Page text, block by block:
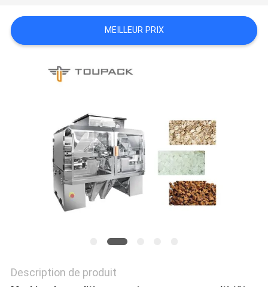
DEMANDEZ
UN DEVIS
SITEMAP
POLITIQUE
CONFIDENTIALITÉ
MEILLEUR PRIX
Description de produit